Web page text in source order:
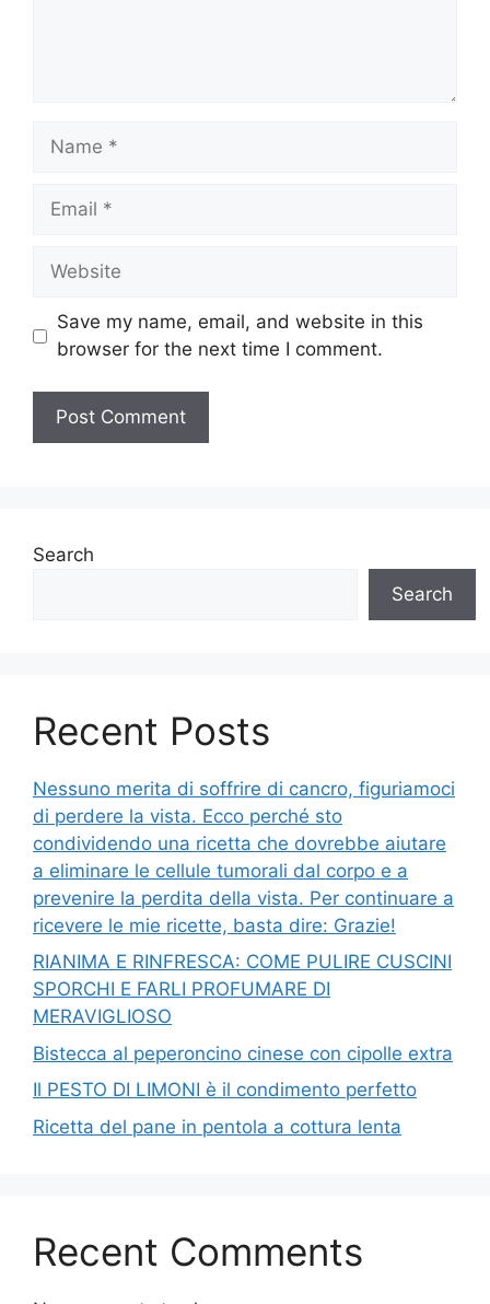
Name
Email
Website
Save my name, email, and website in this
browser for the next time I comment.
Search
Search
Recent Posts
Nessuno merita di soffrire di cancro, figuriamoci
di perdere la vista. Ecco perché sto
condividendo una ricetta che dovrebbe aiutare
a eliminare le cellule tumorali dal corpo e a
prevenire la perdita della vista. Per continuare a
ricevere le mie ricette, basta dire: Grazie!
RIANIMA E RINFRESCA: COME PULIRE CUSCINI
SPORCHI E FARLI PROFUMARE DI
MERAVIGLIOSO
Bistecca al peperoncino cinese con cipolle extra
Il PESTO DI LIMONI è il condimento perfetto
Ricetta del pane in pentola a cottura lenta
Recent Comments